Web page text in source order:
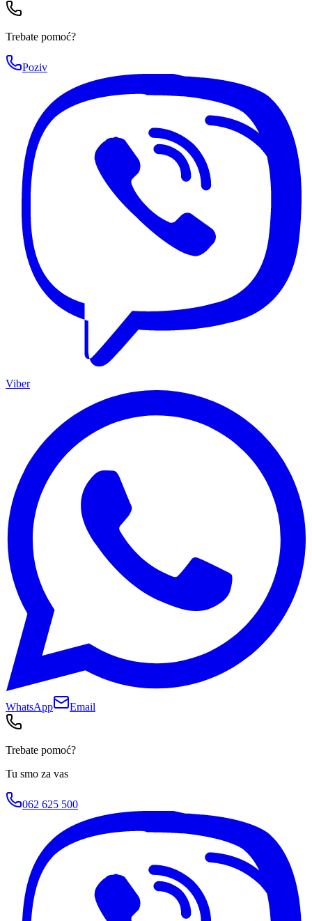
Trebate pomoć?
Poziv
Viber
WhatsApp Email
Trebate pomoć?
Tu smo za vas
062 625 500